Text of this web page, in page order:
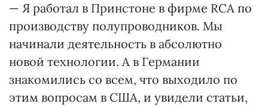
— Я работал в Принстоне в фирме RCA по
производству полупроводников. Мы
начинали деятельность в абсолютно
новой технологии. А в Германии
знакомились со всем, что выходило по
этим вопросам в США, и увидели статьи,